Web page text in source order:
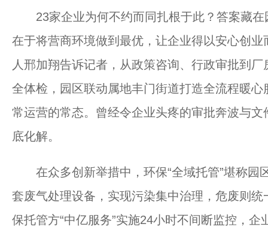
23家企业为何不约而同扎根于此？答案藏在
在于将营商环境做到最优，让企业得以安心创
人邢加翔告诉记者，从政策咨询、行政审批到
全体检，园区联动属地丰门街道打造全流程暖心
常运营的常态。曾经令企业头疼的审批奔波与文
底化解。
在众多创新举措中，环保“全域托管”堪称园
套废气处理设备，实现污染集中治理，危废则
保托管方“中亿服务”实施24小时不间断监控，